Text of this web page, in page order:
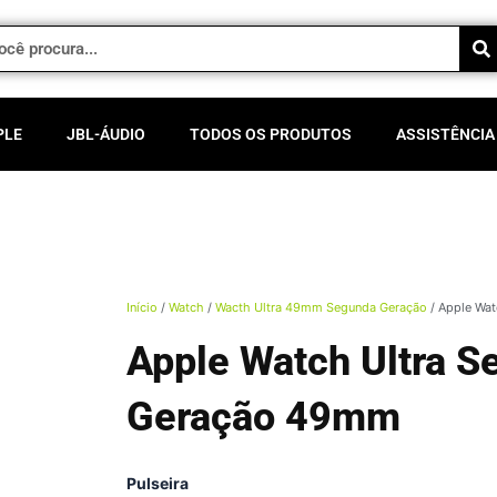
JBL-ÁUDIO TODOS OS PRODUTOS
Início / Watch / Wacth Ultra 49mm Segunda Geração / Apple
Apple Watch Ultra
Geração 49mm
Pulseira
Apple